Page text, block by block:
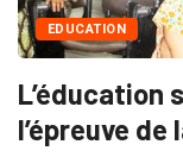
EDUCATION
L’éducation
l’épreuve de